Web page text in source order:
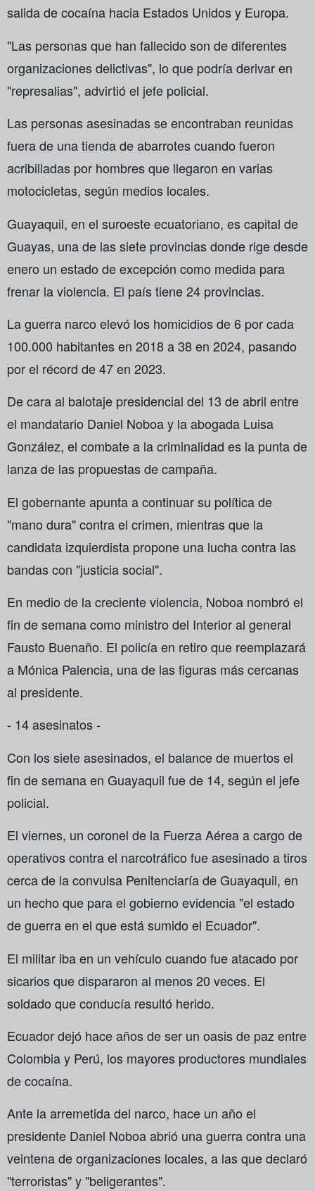
salida de cocaína hacia Estados Unidos y Europa.
"Las personas que han fallecido son de diferentes
organizaciones delictivas", lo que podría derivar en
"represalias", advirtió el jefe policial.
Las personas asesinadas se encontraban reunidas
fuera de una tienda de abarrotes cuando fueron
acribilladas por hombres que llegaron en varias
motocicletas, según medios locales.
Guayaquil, en el suroeste ecuatoriano, es capital de
Guayas, una de las siete provincias donde rige desde
enero un estado de excepción como medida para
frenar la violencia. El país tiene 24 provincias.
La guerra narco elevó los homicidios de 6 por cada
100.000 habitantes en 2018 a 38 en 2024, pasando
por el récord de 47 en 2023.
De cara al balotaje presidencial del 13 de abril entre
el mandatario Daniel Noboa y la abogada Luisa
González, el combate a la criminalidad es la punta de
lanza de las propuestas de campaña.
El gobernante apunta a continuar su política de
"mano dura" contra el crimen, mientras que la
candidata izquierdista propone una lucha contra las
bandas con "justicia social".
En medio de la creciente violencia, Noboa nombró el
fin de semana como ministro del Interior al general
Fausto Buenaño. El policía en retiro que reemplazará
a Mónica Palencia, una de las figuras más cercanas
al presidente.
- 14 asesinatos -
Con los siete asesinados, el balance de muertos el
fin de semana en Guayaquil fue de 14, según el jefe
policial.
El viernes, un coronel de la Fuerza Aérea a cargo de
operativos contra el narcotráfico fue asesinado a tiros
cerca de la convulsa Penitenciaría de Guayaquil, en
un hecho que para el gobierno evidencia "el estado
de guerra en el que está sumido el Ecuador".
El militar iba en un vehículo cuando fue atacado por
sicarios que dispararon al menos 20 veces. El
soldado que conducía resultó herido.
Ecuador dejó hace años de ser un oasis de paz entre
Colombia y Perú, los mayores productores mundiales
de cocaína.
Ante la arremetida del narco, hace un año el
presidente Daniel Noboa abrió una guerra contra una
veintena de organizaciones locales, a las que declaró
"terroristas" y "beligerantes".